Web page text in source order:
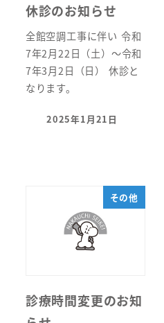
休診のお知らせ
全館空調工事に伴い 令和
7年2月22日（土）～令和
7年3月2日（日） 休診と
なります。
投稿日
2025年1月21日
その他
診療時間変更のお知